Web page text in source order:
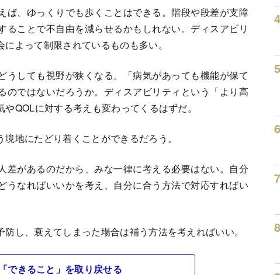
、ゆっくりでも歩くことはできる。階段や段差が支障
ことで不自由を減らせるかもしれない。ディスアビリ
よって制限されているものも多い。
しても視野が狭くなる。「病気があっても機能が保て
のではないだろうか。ディスアビリティという「より高
QOLに対する考えも変わってくるはずだ。
地にたどり着くことができるだろう。
があるのだから、みな一律に考える必要はない。自分
うなればいいかを考え、自分に合う方法で対応すればい
し、衰えてしまった場合は補う方法を考えればいい。
できること」を取り戻せる